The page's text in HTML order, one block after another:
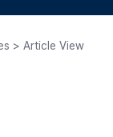
Staff
> Article View